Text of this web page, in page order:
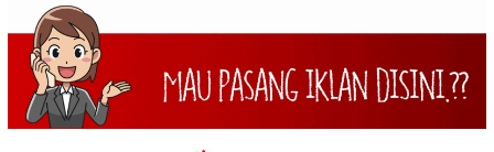
Loncat
ke
konten